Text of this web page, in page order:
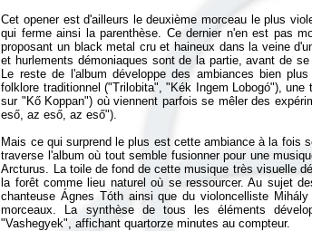
Cet opener est d'ailleurs le deuxième morceau le plus
qui ferme ainsi la parenthèse. Ce dernier n'en est pas
proposant un black metal cru et haineux dans la veine
et hurlements démoniaques sont de la partie, avant de
Le reste de l'album développe des ambiances bien
folklore traditionnel ("Trilobita", "Kék Ingem Lobogó"),
sur "Kő Koppan") où viennent parfois se mêler des
eső, az eső, az eső").
Mais ce qui surprend le plus est cette ambiance à la fois
traverse l'album où tout semble fusionner pour une
Arcturus. La toile de fond de cette musique très visuelle
la forêt comme lieu naturel où se ressourcer. Au sujet
chanteuse Ágnes Tóth ainsi que du violoncelliste
morceaux. La synthèse de tous les éléments
"Vashegyek", affichant quartorze minutes au compteur.